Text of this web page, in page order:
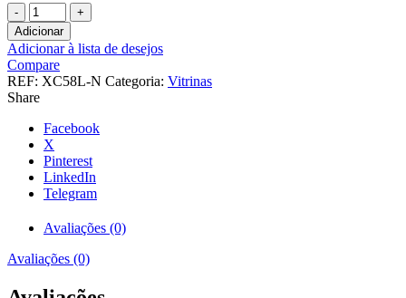
€573,20.
Quantidade
de
Expositor
Refrigerado
4
Caras
58
litros
Negro
de
447x400x819h
mm
Línea
Pekín
XC58L-
N
Adicionar
Adicionar à lista de desejos
Compare
REF: XC58L-N Categoria: Vitrinas
Share
Facebook
X
Pinterest
LinkedIn
Telegram
Avaliações (0)
Avaliações (0)